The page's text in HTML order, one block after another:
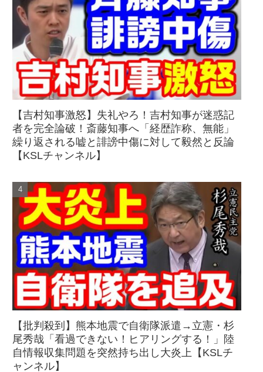
【吉村知事激怒】失礼やろ！吉村知事が迷惑記
者を完全論破！斎藤知事へ「経歴詐称、無能」
繰り返される嘘と誹謗中傷に対して毅然と反論
【KSLチャンネル】
【批判殺到】熊本地震で自衛隊派遣→立憲・杉
尾秀哉「看過できない！ヒアリングする！」陸
自情報収集問題を突然持ち出し大炎上【KSLチ
ャンネル】